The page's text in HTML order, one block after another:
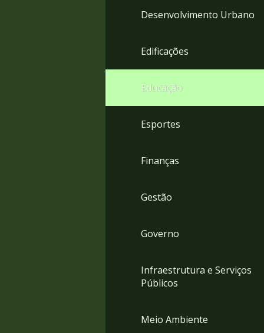
Desenvolvimento Urbano
Edificações
Educação
Esportes
Finanças
Gestão
Governo
Infraestrutura e Serviços
Públicos
Meio Ambiente